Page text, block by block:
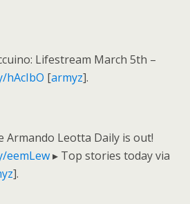
Lifestream March 5th –
hAcIbO [armyz].
Armando Leotta Daily is out!
eemLew▸ Top stories today via
].